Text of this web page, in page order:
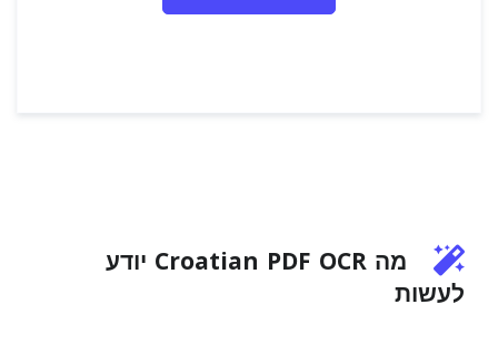
מה Croatian PDF OCR יודע
לעשות